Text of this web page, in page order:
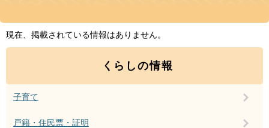
現在、掲載されている情報はありません。
くらしの情報
子育て
戸籍・住民票・証明